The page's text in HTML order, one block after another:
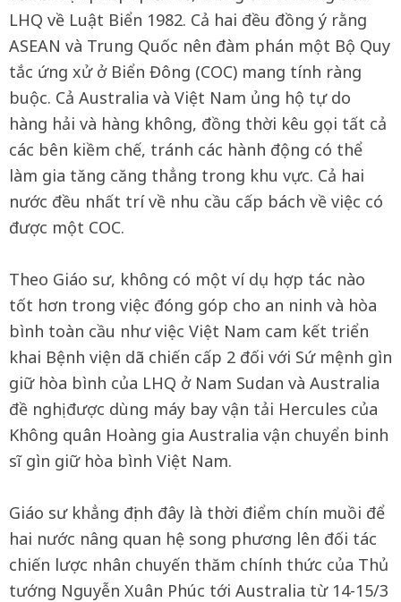
LHQ về Luật Biển 1982. Cả hai đều đồng ý rằng
ASEAN và Trung Quốc nên đàm phán một Bộ Quy
tắc ứng xử ở Biển Đông (COC) mang tính ràng
buộc. Cả Australia và Việt Nam ủng hộ tự do
hàng hải và hàng không, đồng thời kêu gọi tất cả
các bên kiềm chế, tránh các hành động có thể
làm gia tăng căng thẳng trong khu vực. Cả hai
nước đều nhất trí về nhu cầu cấp bách về việc có
được một COC.
Theo Giáo sư, không có một ví dụ hợp tác nào
tốt hơn trong việc đóng góp cho an ninh và hòa
bình toàn cầu như việc Việt Nam cam kết triển
khai Bệnh viện dã chiến cấp 2 đối với Sứ mệnh gìn
giữ hòa bình của LHQ ở Nam Sudan và Australia
đề nghị được dùng máy bay vận tải Hercules của
Không quân Hoàng gia Australia vận chuyển binh
sĩ gìn giữ hòa bình Việt Nam.
Giáo sư khẳng định đây là thời điểm chín muồi để
hai nước nâng quan hệ song phương lên đối tác
chiến lược nhân chuyến thăm chính thức của Thủ
tướng Nguyễn Xuân Phúc tới Australia từ 14-15/3